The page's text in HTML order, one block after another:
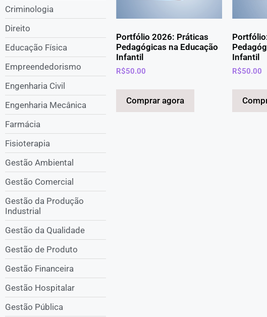
Criminologia
Direito
Educação Física
Empreendedorismo
Engenharia Civil
Engenharia Mecânica
Farmácia
Fisioterapia
Gestão Ambiental
Gestão Comercial
Gestão da Produção
Industrial
Gestão da Qualidade
Gestão de Produto
Gestão Financeira
Gestão Hospitalar
Gestão Pública
Portfólio 2026: Práticas
Pedagógicas na Educação
Infantil
R$50.00
Comprar agora
Infantil
R$50.00